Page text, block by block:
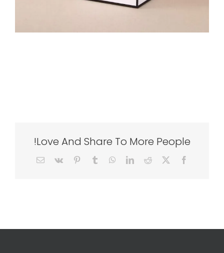
Love And Share To More People!
Facebook
X
Reddit
LinkedIn
WhatsApp
Tumblr
Pinterest
Vk
Email